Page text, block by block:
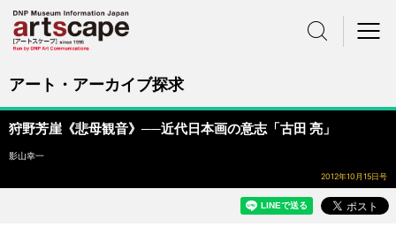
アート・アーカイブ探求
狩野芳崖《悲母観音》──近代日本画の意志「古田 亮」
影山幸一
2012年10月15日号
サイト内検索